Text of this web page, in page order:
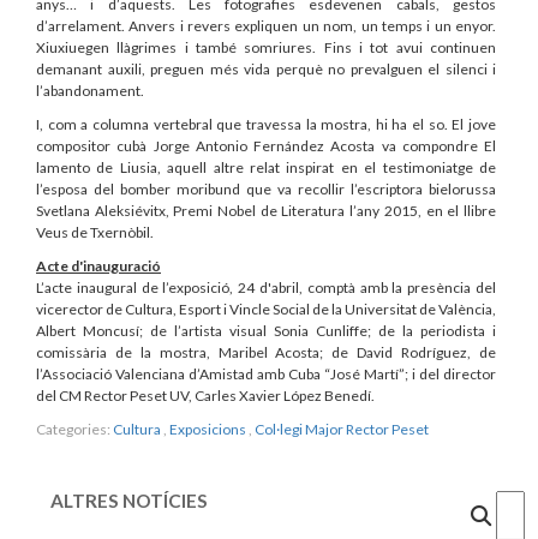
anys… i d’aquests. Les fotografies esdevenen cabals, gestos
d’arrelament. Anvers i revers expliquen un nom, un temps i un enyor.
Xiuxiuegen llàgrimes i també somriures. Fins i tot avui continuen
demanant auxili, preguen més vida perquè no prevalguen el silenci i
l’abandonament.
I, com a columna vertebral que travessa la mostra, hi ha el so. El jove
compositor cubà Jorge Antonio Fernández Acosta va compondre El
lamento de Liusia, aquell altre relat inspirat en el testimoniatge de
l’esposa del bomber moribund que va recollir l’escriptora bielorussa
Svetlana Aleksiévitx, Premi Nobel de Literatura l’any 2015, en el llibre
Veus de Txernòbil.
Acte d'inauguració
L’acte inaugural de l’exposició, 24 d'abril, comptà amb la presència del
vicerector de Cultura, Esport i Vincle Social de la Universitat de València,
Albert Moncusí; de l’artista visual Sonia Cunliffe; de la periodista i
comissària de la mostra, Maribel Acosta; de David Rodríguez, de
l’Associació Valenciana d’Amistad amb Cuba “José Martí”; i del director
del CM Rector Peset UV, Carles Xavier López Benedí.
Categories: Cultura Exposicions Col·legi Major Rector Peset
ALTRES NOTÍCIES